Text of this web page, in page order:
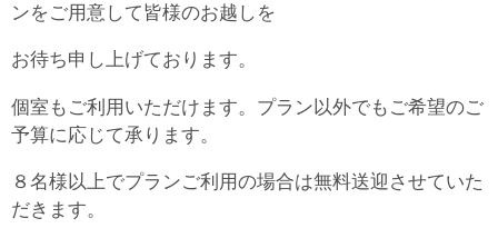
ンをご用意して皆様のお越しを
お待ち申し上げております。
個室もご利用いただけます。プラン以外でもご希望のご
予算に応じて承ります。
８名様以上でプランご利用の場合は無料送迎させていた
だきます。